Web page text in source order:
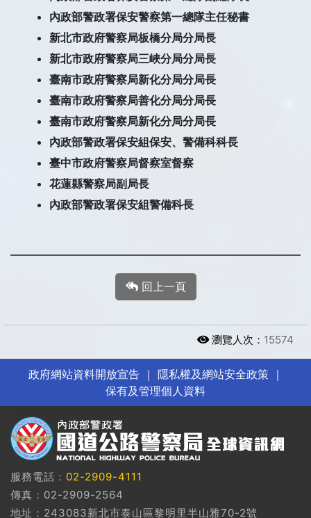
內政部警政署保安警察第一總隊主任秘書
新北市政府警察局板橋分局分局長
新北市政府警察局三峽分局分局長
臺南市政府警察局新化分局分局長
臺南市政府警察局善化分局分局長
臺南市政府警察局新化分局分局長
內政部警政署保安組保安、警備科科長
臺中市政府警察局督察室督察
花蓮縣警察局副局長
內政部警政署保安組警備科長
回上一頁
瀏覽人次： 15574
政府網站資料開放宣告｜ 隱私權及網站安全政策｜
保有及管理個人資料
服務電話： 02-2909-4111
傳真：02-2909-2564
地址：243083新北市泰山區黎明里半山雅70-2號